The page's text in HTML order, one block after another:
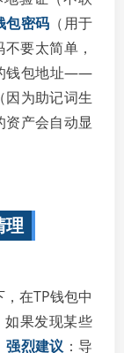
包密码 （用于
要太简单，
钱包地址——
（因为助记词生
产会自动显
理
在TP钱包中
如果发现某些
强烈建议 ：导